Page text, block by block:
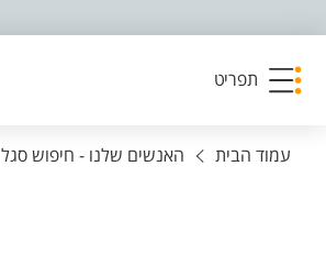
תפריט
עמוד הבית האנשים שלנו - חיפוש סגל